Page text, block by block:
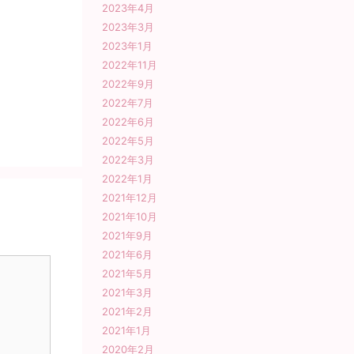
2023年4月
2023年3月
2023年1月
2022年11月
2022年9月
2022年7月
2022年6月
2022年5月
2022年3月
2022年1月
2021年12月
2021年10月
2021年9月
2021年6月
2021年5月
2021年3月
2021年2月
2021年1月
2020年2月